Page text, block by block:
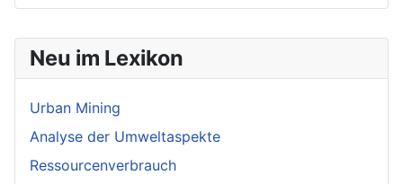
Neu im Lexikon
Urban Mining
Analyse der Umweltaspekte
Ressourcenverbrauch